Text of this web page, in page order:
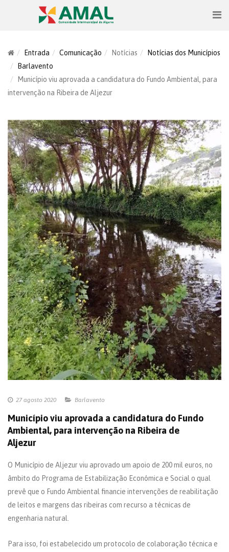
Entrada Comunicação Notícias
Notícias dos Municípios
Barlavento
Município viu aprovada a candidatura do Fundo Ambiental, para
intervenção na Ribeira de Aljezur
27 agosto 2020 Barlavento
Município viu aprovada a candidatura do Fundo
Ambiental, para intervenção na Ribeira de
Aljezur
O Município de Aljezur viu aprovado um apoio de 200 mil euros, no
âmbito do Programa de Estabilização Económica e Social o qual
prevê que o Fundo Ambiental financie intervenções de reabilitação
de leitos e margens das ribeiras com recurso a técnicas de
engenharia natural.
Para isso, foi estabelecido um protocolo de colaboração técnica e